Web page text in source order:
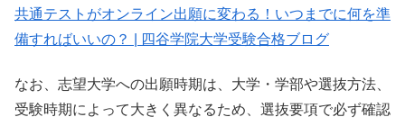
共通テストがオンライン出願に変わる！いつまでに何を準
備すればいいの？ | 四谷学院大学受験合格ブログ
なお、志望大学への出願時期は、大学・学部や選抜方法、
受験時期によって大きく異なるため、選抜要項で必ず確認